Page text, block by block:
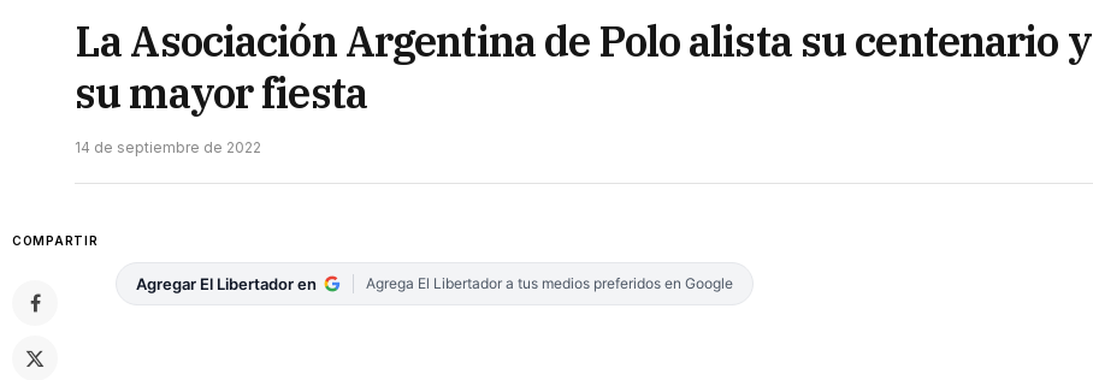
La Asociación Argentina de Polo alista su centenario y
su mayor fiesta
14 de septiembre de 2022
COMPARTIR
Agregar El Libertador en Agrega El Libertador a tus medios preferidos en Google